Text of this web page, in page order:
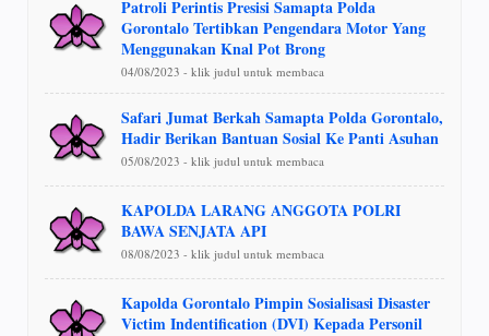
Patroli Perintis Presisi Samapta Polda
Gorontalo Tertibkan Pengendara Motor Yang
Menggunakan Knal Pot Brong
04/08/2023 - klik judul untuk membaca
Safari Jumat Berkah Samapta Polda Gorontalo,
Hadir Berikan Bantuan Sosial Ke Panti Asuhan
05/08/2023 - klik judul untuk membaca
KAPOLDA LARANG ANGGOTA POLRI
BAWA SENJATA API
08/08/2023 - klik judul untuk membaca
Kapolda Gorontalo Pimpin Sosialisasi Disaster
Victim Indentification (DVI) Kepada Personil